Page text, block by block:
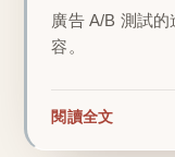
廣告 A/B 測試
容。
閱讀全文